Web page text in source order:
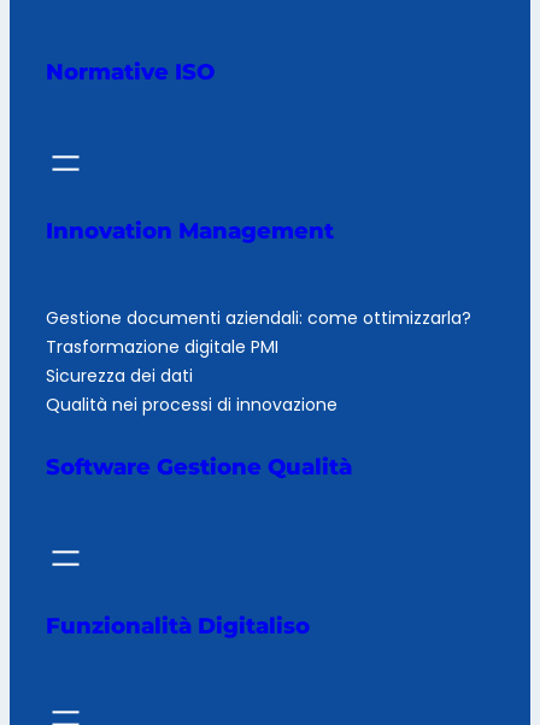
Normative ISO
Innovation Management
Gestione documenti aziendali: come ottimizzarla?
Trasformazione digitale PMI
Sicurezza dei dati
Qualità nei processi di innovazione
Software Gestione Qualità
Funzionalità Digitaliso